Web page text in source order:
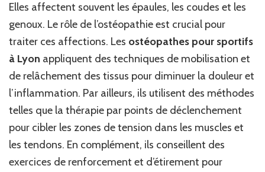
Elles affectent souvent les épaules, les coudes et les
genoux. Le rôle de l’ostéopathie est crucial pour
traiter ces affections. Les ostéopathes pour sportifs
à Lyon appliquent des techniques de mobilisation et
de relâchement des tissus pour diminuer la douleur et
l’inflammation. Par ailleurs, ils utilisent des méthodes
telles que la thérapie par points de déclenchement
pour cibler les zones de tension dans les muscles et
les tendons. En complément, ils conseillent des
exercices de renforcement et d’étirement pour